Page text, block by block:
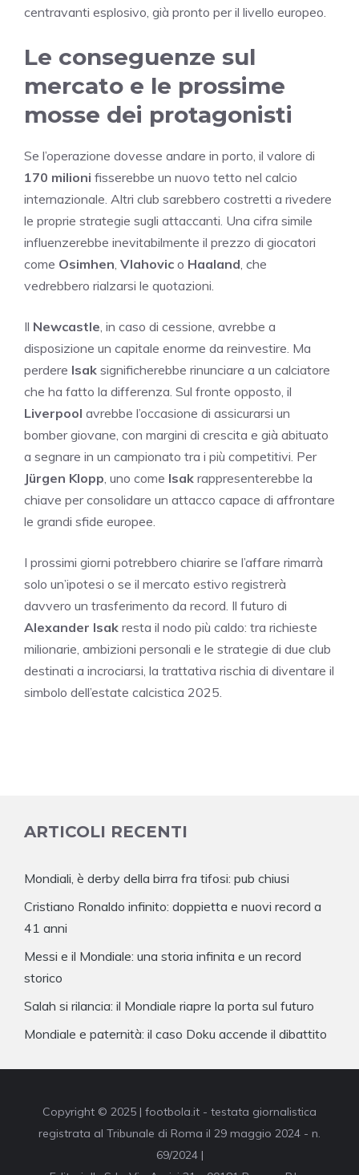
centravanti esplosivo, già pronto per il livello europeo.
Le conseguenze sul
mercato e le prossime
mosse dei protagonisti
Se l’operazione dovesse andare in porto, il valore di
170 milioni fisserebbe un nuovo tetto nel calcio
internazionale. Altri club sarebbero costretti a rivedere
le proprie strategie sugli attaccanti. Una cifra simile
influenzerebbe inevitabilmente il prezzo di giocatori
come Osimhen, Vlahovic o Haaland, che
vedrebbero rialzarsi le quotazioni.
Il Newcastle, in caso di cessione, avrebbe a
disposizione un capitale enorme da reinvestire. Ma
perdere Isak significherebbe rinunciare a un calciatore
che ha fatto la differenza. Sul fronte opposto, il
Liverpool avrebbe l’occasione di assicurarsi un
bomber giovane, con margini di crescita e già abituato
a segnare in un campionato tra i più competitivi. Per
Jürgen Klopp, uno come Isak rappresenterebbe la
chiave per consolidare un attacco capace di affrontare
le grandi sfide europee.
I prossimi giorni potrebbero chiarire se l’affare rimarrà
solo un’ipotesi o se il mercato estivo registrerà
davvero un trasferimento da record. Il futuro di
Alexander Isak resta il nodo più caldo: tra richieste
milionarie, ambizioni personali e le strategie di due club
destinati a incrociarsi, la trattativa rischia di diventare il
simbolo dell’estate calcistica 2025.
ARTICOLI RECENTI
Mondiali, è derby della birra fra tifosi: pub chiusi
Cristiano Ronaldo infinito: doppietta e nuovi record a
41 anni
Messi e il Mondiale: una storia infinita e un record
storico
Salah si rilancia: il Mondiale riapre la porta sul futuro
Mondiale e paternità: il caso Doku accende il dibattito
Copyright © 2025 | footbola.it - testata giornalistica
registrata al Tribunale di Roma il 29 maggio 2024 - n.
69/2024 |